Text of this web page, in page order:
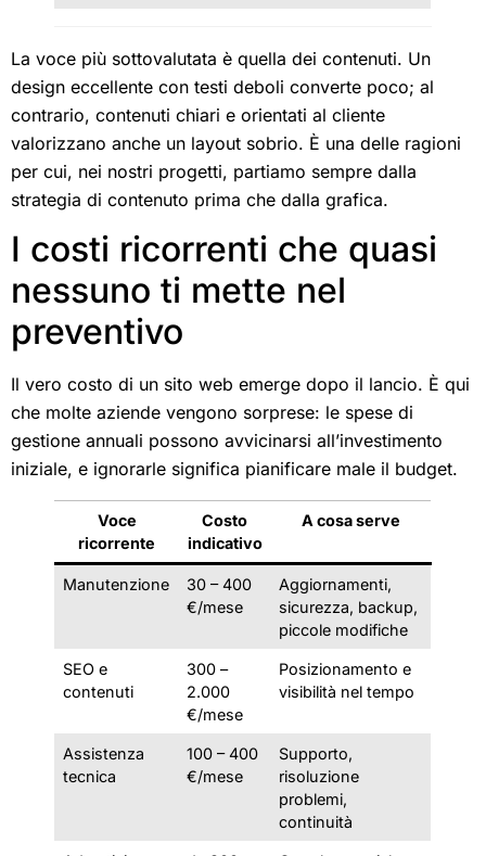
La voce più sottovalutata è quella dei contenuti. Un
design eccellente con testi deboli converte poco; al
contrario, contenuti chiari e orientati al cliente
valorizzano anche un layout sobrio. È una delle ragioni
per cui, nei nostri progetti, partiamo sempre dalla
strategia di contenuto prima che dalla grafica.
I costi ricorrenti che quasi
nessuno ti mette nel
preventivo
Il vero costo di un sito web emerge dopo il lancio. È qui
che molte aziende vengono sorprese: le spese di
gestione annuali possono avvicinarsi all’investimento
iniziale, e ignorarle significa pianificare male il budget.
Voce
ricorrente
Costo
indicativo
A cosa serve
Manutenzione
30 – 400
€/mese
Aggiornamenti,
sicurezza, backup,
piccole modifiche
SEO e
contenuti
300 –
2.000
€/mese
Posizionamento e
visibilità nel tempo
Assistenza
tecnica
100 – 400
€/mese
Supporto,
risoluzione
problemi,
continuità